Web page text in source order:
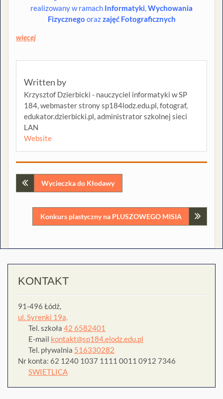
realizowany w ramach Informatyki,Wychowania
Fizycznego orazzajęć Fotograficznych
więcej
Written by
Krzysztof Dzierbicki - nauczyciel informatyki w SP
184, webmaster strony sp184lodz.edu.pl, fotograf,
edukator.dzierbicki.pl, administrator szkolnej sieci
LAN
Website
Nawigacja
wpisu
Wycieczka do Kłodawy
Konkurs plastyczny na PLUSZOWEGO MISIA
KONTAKT
91-496 Łódź,
ul. Syrenki 19a,
Tel. szkoła 42 6582401
E-mail kontakt@sp184.elodz.edu.pl
Tel. pływalnia 516330282
Nr konta: 62 1240 1037 1111 0011 0912 7346
SWIETLICA